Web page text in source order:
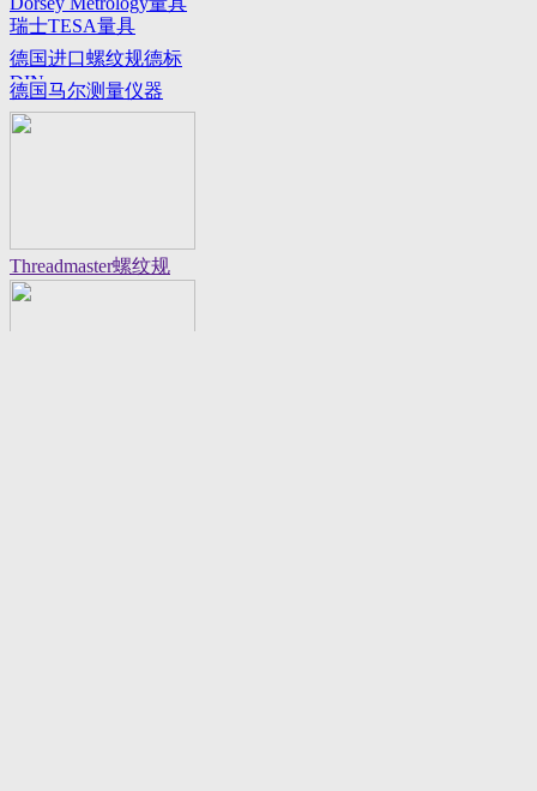
系列
瑞士TESA量具
德国进口螺纹规德标
DIN
德国马尔测量仪器
Threadmaster螺纹规